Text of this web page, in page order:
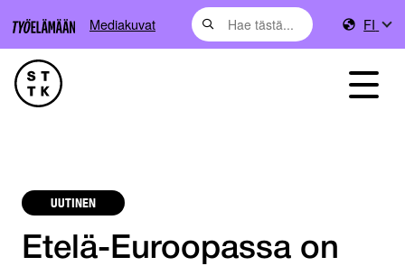
Mediakuvat FI
UUTINEN
Etelä-Euroopassa on